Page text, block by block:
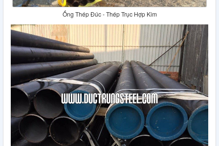
Ống Thép Đúc - Thép Trục Hợp Kim